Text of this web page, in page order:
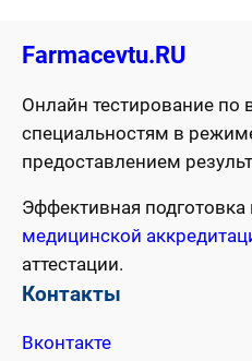
Farmacevtu.RU
Онлайн тестирование
специальностям в
предоставлением
Эффективная
медицинской
аттестации.
Контакты
Вконтакте